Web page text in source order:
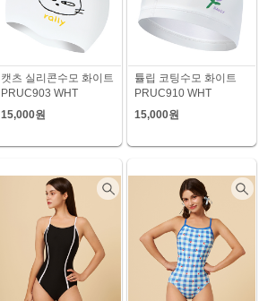
캣츠 실리콘수모 화이트
PRUC903 WHT
15,000원
튤립 코팅수모 화이트
PRUC910 WHT
15,000원